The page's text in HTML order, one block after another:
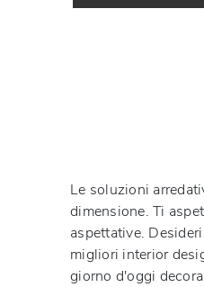
Le soluzioni
dimensione. Ti
aspettative.
migliori interior
giorno d'oggi